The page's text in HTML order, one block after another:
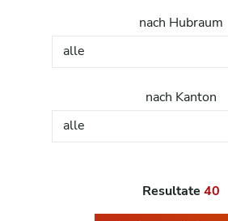
nach Hubraum
alle
nach Kanton
alle
Resultate 40